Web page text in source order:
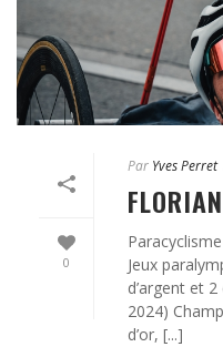
0
Par Yves Perret
Jeux
d’argent et
2024)
d’or, [...]